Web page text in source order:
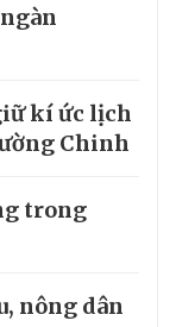
kí ức lịch
Chinh
trong
nông dân